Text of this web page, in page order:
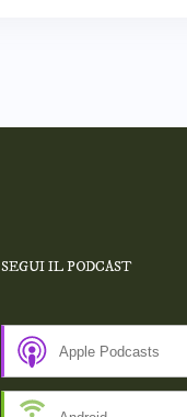
SEGUI IL PODCAST
Apple Podcasts